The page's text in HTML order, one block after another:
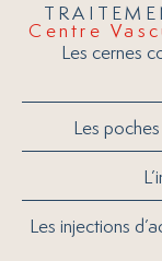
Centre
Les cernes
Les
Les injections